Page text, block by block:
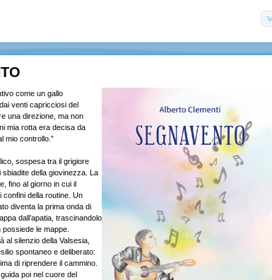
come un gallo
venti capricciosi del
una direzione, ma non
mia rotta era decisa da
mio controllo.”
sospesa tra il grigiore
sbiadite della giovinezza. La
fino al giorno in cui il
confini della routine. Un
diventa la prima onda di
dall’apatia, trascinandolo
le mappe.
al silenzio della Valsesia,
spontaneo e deliberato:
di riprendere il cammino.
poi nel cuore del